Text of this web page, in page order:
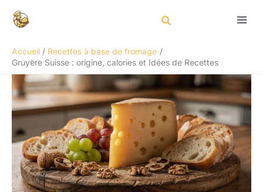
Accueil
Recettes à base de fromage
Gruyère Suisse : origine, calories et Idées de Recettes